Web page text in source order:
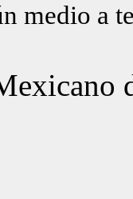
medio a